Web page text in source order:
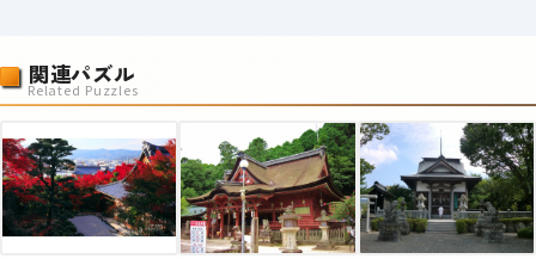
関連パズル
Related Puzzles